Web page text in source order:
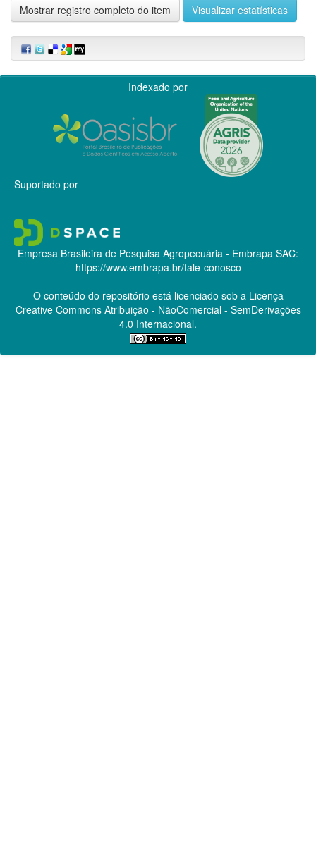
Mostrar registro completo do item Visualizar estatísticas
Indexado por
Suportado por
Empresa Brasileira de Pesquisa Agropecuária - Embrapa SAC:
https://www.embrapa.br/fale-conosco
O conteúdo do repositório está licenciado sob a Licença
Creative CommonsAtribuição - NãoComercial - SemDerivações
4.0 Internacional.